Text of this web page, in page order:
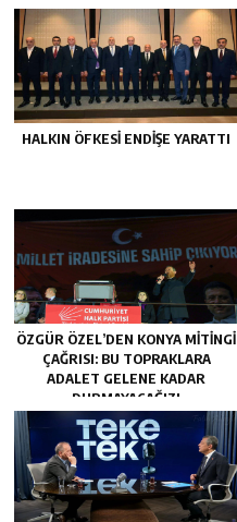
HALKIN ÖFKESI ENDIŞE YARATTI
ÖZGÜR ÖZEL’DEN KONYA MITINGI
ÇAĞRISI: BU TOPRAKLARA
ADALET GELENE KADAR
DURMAYACAĞIZ!